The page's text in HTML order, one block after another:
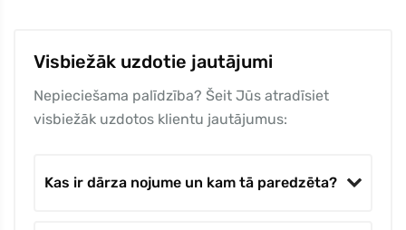
Visbiežāk uzdotie jautājumi
Nepieciešama palīdzība? Šeit Jūs atradīsiet
visbiežāk uzdotos klientu jautājumus:
Kas ir dārza nojume un kam tā paredzēta?